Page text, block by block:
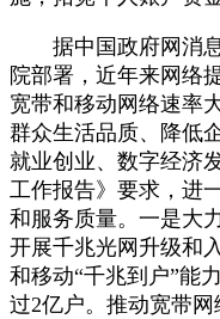
据中国政府网消息
院部署，近年来网络
宽带和移动网络速率
群众生活品质、降低
就业创业、数字经济
工作报告》要求，进
和服务质量。一是大
开展千兆光网升级和
和移动“千兆到户”能
过2亿户。推动宽带